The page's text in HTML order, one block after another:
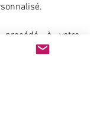
à votre
sur votre